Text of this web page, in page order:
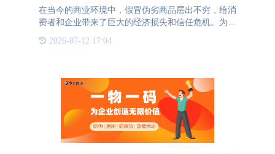
在当今的商业环境中，假冒伪劣商品层出不穷，给消
费者和企业带来了巨大的经济损失和信任危机。为了
制显得尤为重要。 这一机制的核心在于，让每一件
2026-07-12 17:04